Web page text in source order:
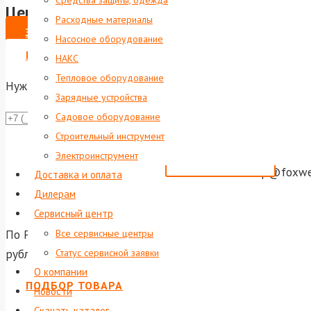
Расходные материалы
Насосное оборудование
НАКС
Тепловое оборудование
Зарядные устройства
Садовое оборудование
Строительный инструмент
Электроинструмент
Доставка и оплата
Дилерам
Сервисный центр
Все сервисные центры
Статус сервисной заявки
О компании
Новости
Цена по запросу
ЗАКАЗАТЬ
ВЫПИСАТЬ СЧЕТ НА ЮР. ЛИЦО
Нужна консультация?
По России и ближнему зарубежью осуществляется
рублей доставка по Екатеринбургу и до терминала
ПОДБОР ТОВАРА